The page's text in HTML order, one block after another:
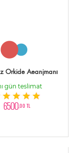
Orkide Aeanjmanı
gün teslimat
6500,00 TL